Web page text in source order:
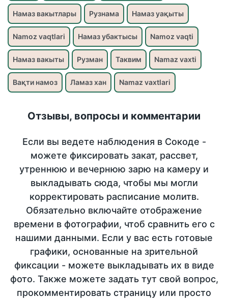
Намаз вакытлары Рузнама Намаз уақыты
Namoz vaqtlari Намаз убактысы Namoz vaqti
Намаз вакыты Рузман Таквим Namaz vaxti
Вақти намоз Ламаз хан Namaz vaxtlari
Отзывы, вопросы и комментарии
Если вы ведете наблюдения в Сокоде -
можете фиксировать закат, рассвет,
утреннюю и вечернюю зарю на камеру и
выкладывать сюда, чтобы мы могли
корректировать расписание молитв.
Обязательно включайте отображение
времени в фотографии, чтоб сравнить его с
нашими данными. Если у вас есть готовые
графики, основанные на зрительной
фиксации - можете выкладывать их в виде
фото. Также можете задать тут свой вопрос,
прокомментировать страницу или просто